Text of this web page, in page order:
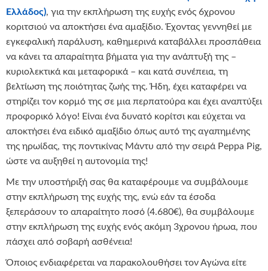
Ελλάδος), για την εκπλήρωση της ευχής ενός 6χρονου
κοριτσιού να αποκτήσει ένα αμαξίδιο. Έχοντας γεννηθεί με
εγκεφαλική παράλυση, καθημερινά καταβάλλει προσπάθεια
να κάνει τα απαραίτητα βήματα για την ανάπτυξή της –
κυριολεκτικά και μεταφορικά – και κατά συνέπεια, τη
βελτίωση της ποιότητας ζωής της. Ήδη, έχει καταφέρει να
στηρίζει τον κορμό της σε μια περπατούρα και έχει αναπτύξει
προφορικό λόγο! Είναι ένα δυνατό κορίτσι και εύχεται να
αποκτήσει ένα ειδικό αμαξίδιο όπως αυτό της αγαπημένης
της ηρωίδας, της ποντικίνας Μάντυ από την σειρά Peppa Pig,
ώστε να αυξηθεί η αυτονομία της!
Με την υποστήριξή σας θα καταφέρουμε να συμβάλουμε
στην εκπλήρωση της ευχής της, ενώ εάν τα έσοδα
ξεπεράσουν το απαραίτητο ποσό (4.680€), θα συμβάλουμε
στην εκπλήρωση της ευχής ενός ακόμη 3χρονου ήρωα, που
πάσχει από σοβαρή ασθένεια!
Όποιος ενδιαφέρεται να παρακολουθήσει τον Αγώνα είτε